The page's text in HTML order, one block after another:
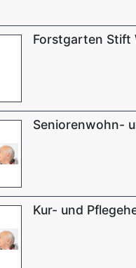
Forstgarten Stift
Seniorenwohn-
Kur- und